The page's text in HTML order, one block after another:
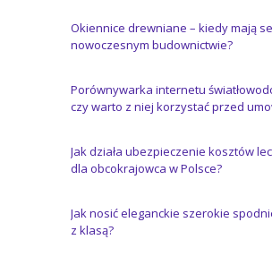
Okiennice drewniane – kiedy mają
nowoczesnym budownictwie?
Porównywarka internetu
czy warto z niej korzystać przed
Jak działa ubezpieczenie kosztów
dla obcokrajowca w Polsce?
Jak nosić eleganckie szerokie
z klasą?